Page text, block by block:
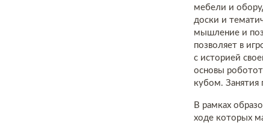
мебели и
доски и
мышление и
позволяет в
с историей
основы
кубом. Занятия
В рамках
ходе которых